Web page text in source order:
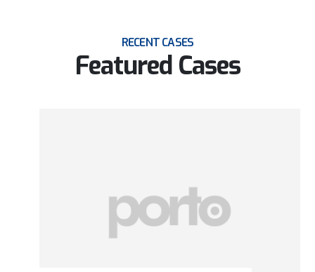
RECENT CASES
Featured Cases